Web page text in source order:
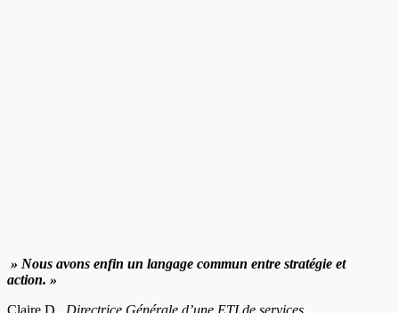
» Nous avons enfin un langage commun entre stratégie et
action. »